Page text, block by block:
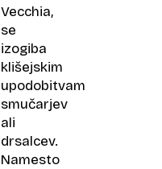
Vecchia,
se
izogiba
klišejskim
upodobitvam
smučarjev
ali
drsalcev.
Namesto